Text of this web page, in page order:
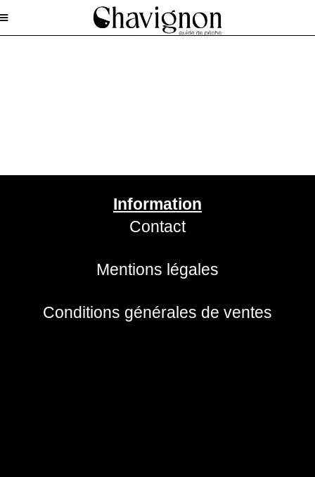
Information
Contact
Mentions légales
Conditions générales de ventes